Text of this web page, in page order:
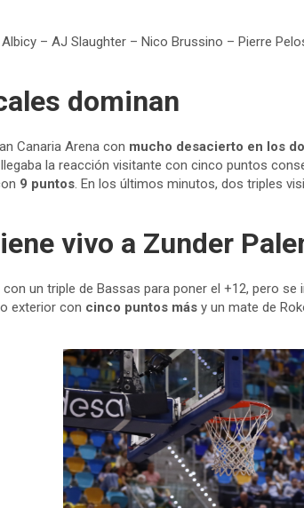
– AJ Slaughter – Nico Brussino – Pierre
dominan
Canaria Arena con mucho desacierto en los
la reacción visitante con cinco puntos
9 puntos. En los últimos minutos, dos triples
vivo a Zunder
un triple de Bassas para poner el +12, pero se
exterior con cinco puntos más y un mate de